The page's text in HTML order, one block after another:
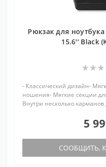
Рюкзак для
15.6'' Black
- Классический дизайн-
ношения- Мягкие секции
Внутри несколько карманов
5
СООБЩИТЬ,